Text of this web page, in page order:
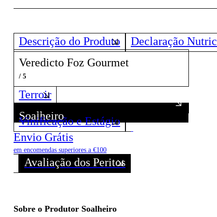
Descrição do Produto
Declaração
Veredicto Foz Gourmet
/ 5
Terroir
Soalheiro
Descubra todos os Vinhos deste Produtor!
Vinificação e Estágio
Envio Grátis
em encomendas superiores a €100
Avaliação dos Peritos
Sobre o Produtor Soalheiro